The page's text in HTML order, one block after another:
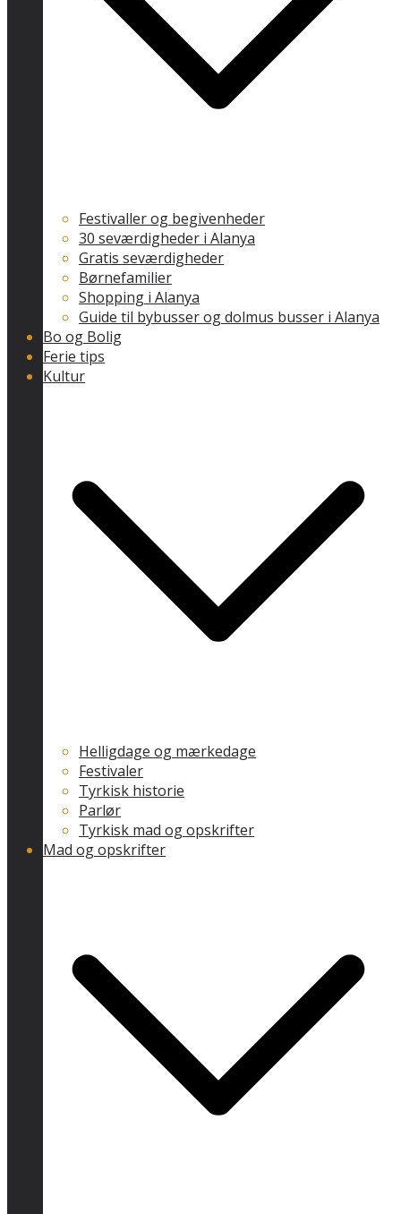
Festivaller og begivenheder
30 seværdigheder i Alanya
Gratis seværdigheder
Børnefamilier
Shopping i Alanya
Guide til bybusser og dolmus busser i Alanya
Bo og Bolig
Ferie tips
Kultur
Helligdage og mærkedage
Festivaler
Tyrkisk historie
Parlør
Tyrkisk mad og opskrifter
Mad og opskrifter